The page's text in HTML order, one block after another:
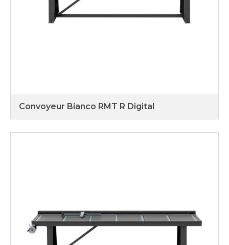
Convoyeur Bianco RMT R Digital